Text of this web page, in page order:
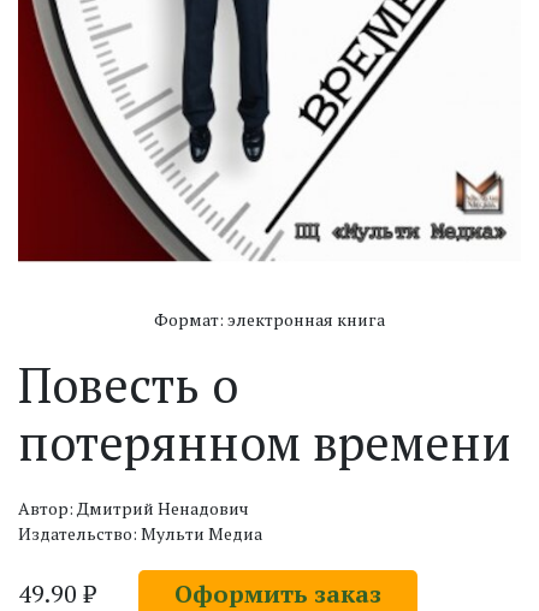
Формат: электронная книга
Повесть о
потерянном времени
Автор: Дмитрий Ненадович
Издательство: Мульти Медиа
49.90 ₽ Оформить заказ